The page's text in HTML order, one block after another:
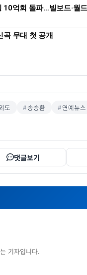
억회 돌파…빌보드·월
곡 무대 첫 공개
도 송승환 연예뉴스
댓글보기
기자입니다.